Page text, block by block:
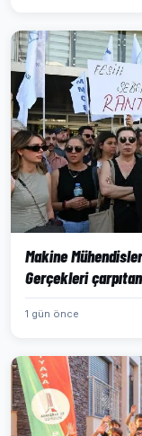
Makine
Gerçekleri
1 gün önce